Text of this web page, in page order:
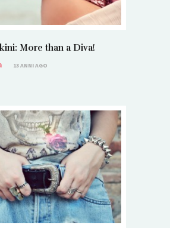
More than a Diva!
13 ANNI AGO